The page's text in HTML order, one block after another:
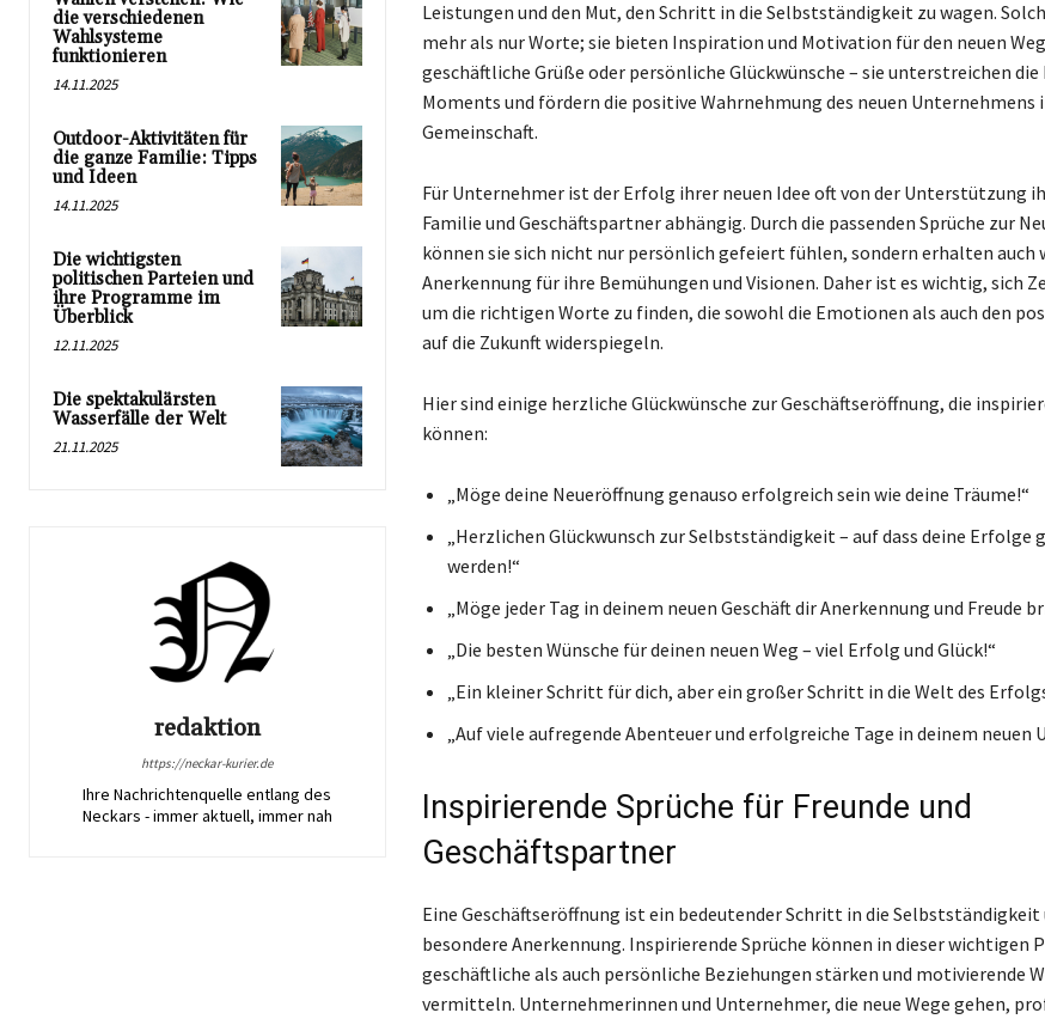
die verschiedenen
Wahlsysteme
funktionieren
14.11.2025
Outdoor-Aktivitäten für
die ganze Familie: Tipps
und Ideen
14.11.2025
Die wichtigsten
politischen Parteien und
ihre Programme im
Überblick
12.11.2025
Die spektakulärsten
Wasserfälle der Welt
21.11.2025
redaktion
https://neckar-kurier.de
Ihre Nachrichtenquelle entlang des
Neckars - immer aktuell, immer nah
Leistungen und den Mut, den Schritt in die Selbstständigkeit zu wagen.
mehr als nur Worte; sie bieten Inspiration und Motivation für den neuen
geschäftliche Grüße oder persönliche Glückwünsche – sie unterstreichen die
Moments und fördern die positive Wahrnehmung des neuen Unternehmens
Gemeinschaft.
Für Unternehmer ist der Erfolg ihrer neuen Idee oft von der Unterstützung
Familie und Geschäftspartner abhängig. Durch die passenden Sprüche zur
können sie sich nicht nur persönlich gefeiert fühlen, sondern erhalten auch
Anerkennung für ihre Bemühungen und Visionen. Daher ist es wichtig, sich
um die richtigen Worte zu finden, die sowohl die Emotionen als auch den
auf die Zukunft widerspiegeln.
Hier sind einige herzliche Glückwünsche zur Geschäftseröffnung, die
können:
„Möge deine Neueröffnung genauso erfolgreich sein wie deine Träume!“
„Herzlichen Glückwunsch zur Selbstständigkeit – auf dass deine Erfolge
werden!“
„Möge jeder Tag in deinem neuen Geschäft dir Anerkennung und Freude
„Die besten Wünsche für deinen neuen Weg – viel Erfolg und Glück!“
„Ein kleiner Schritt für dich, aber ein großer Schritt in die Welt des
„Auf viele aufregende Abenteuer und erfolgreiche Tage in deinem neuen
Inspirierende Sprüche für Freunde und
Geschäftspartner
Eine Geschäftseröffnung ist ein bedeutender Schritt in die Selbstständigkeit
besondere Anerkennung. Inspirierende Sprüche können in dieser wichtigen
geschäftliche als auch persönliche Beziehungen stärken und motivierende
vermitteln. Unternehmerinnen und Unternehmer, die neue Wege gehen,